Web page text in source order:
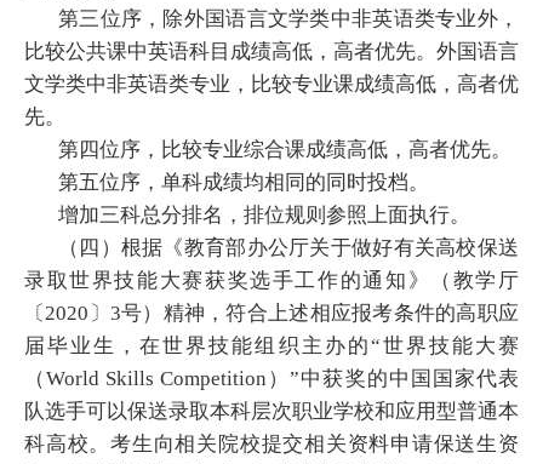
第三位序，除外国语言文学类中非英语类专业外，
比较公共课中英语科目成绩高低，高者优先。外国语言
文学类中非英语类专业，比较专业课成绩高低，高者优
先。
第四位序，比较专业综合课成绩高低，高者优先。
第五位序，单科成绩均相同的同时投档。
增加三科总分排名，排位规则参照上面执行。
（四）根据《教育部办公厅关于做好有关高校保送
录取世界技能大赛获奖选手工作的通知》（教学厅
〔2020〕3号）精神，符合上述相应报考条件的高职应
届毕业生，在世界技能组织主办的“世界技能大赛
（World Skills Competition）”中获奖的中国国家代表
队选手可以保送录取本科层次职业学校和应用型普通本
科高校。考生向相关院校提交相关资料申请保送生资